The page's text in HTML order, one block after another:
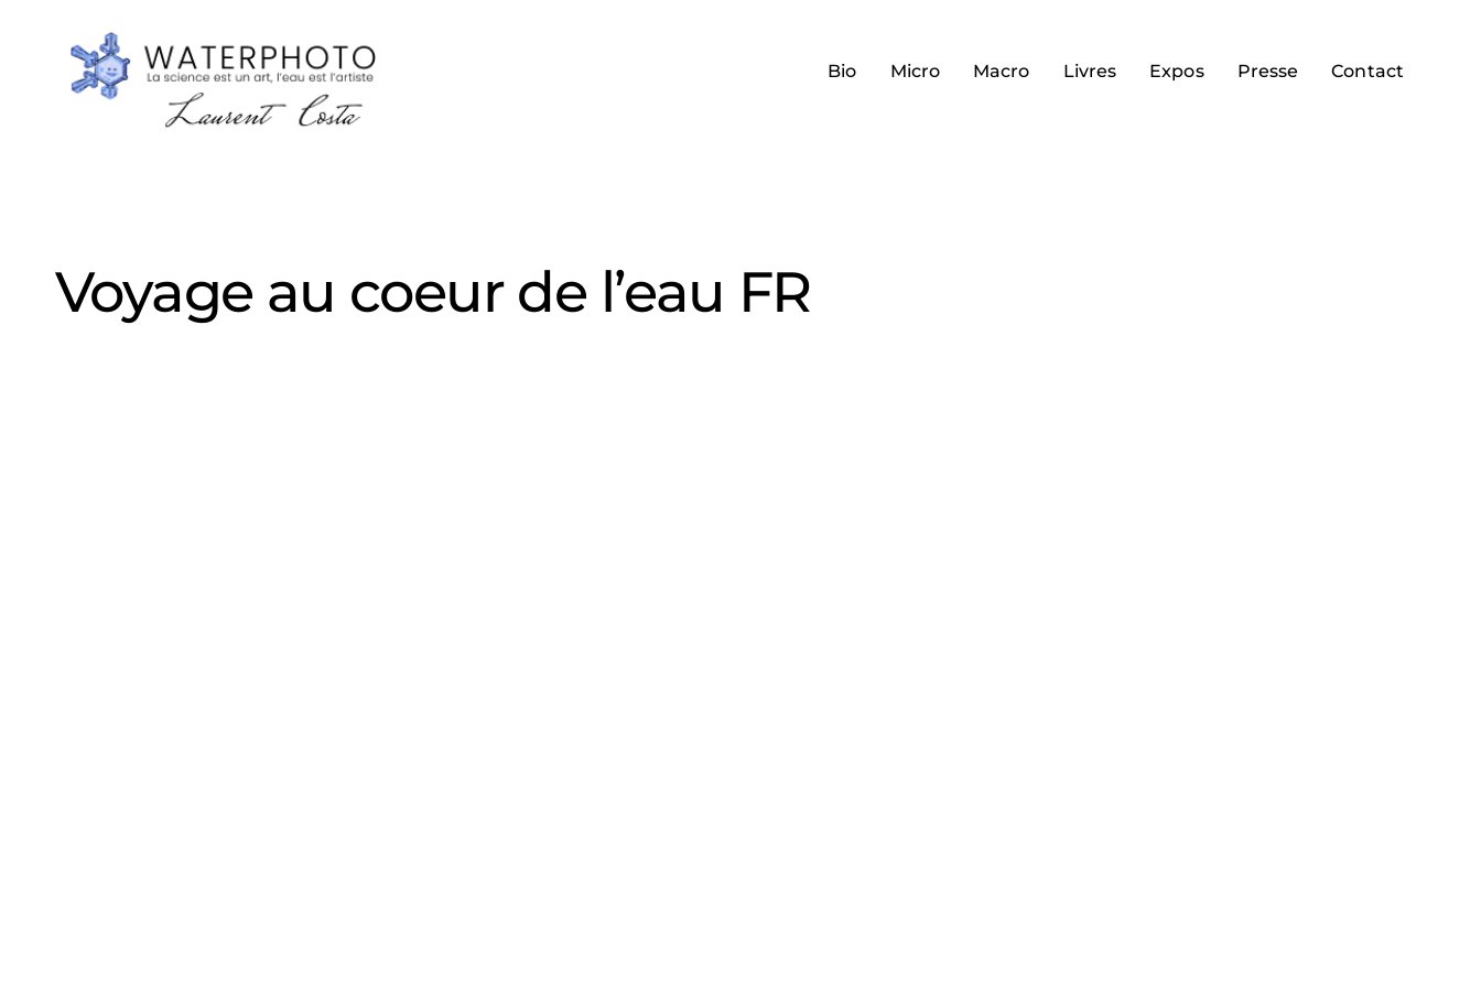
Bio Micro Macro Livres Expos Presse Contact
Voyage au coeur de l’eau FR